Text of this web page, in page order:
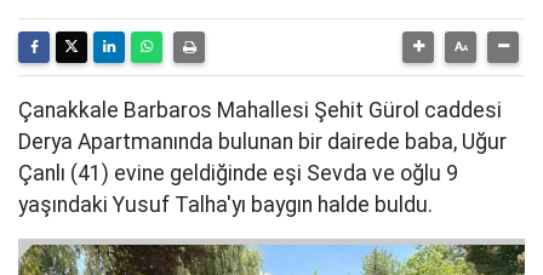
Çanakkale Barbaros Mahallesi Şehit Gürol caddesi
Derya Apartmanında bulunan bir dairede baba, Uğur
Çanlı (41) evine geldiğinde eşi Sevda ve oğlu 9
yaşındaki Yusuf Talha'yı baygın halde buldu.